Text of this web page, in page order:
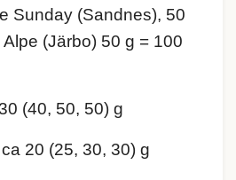
Sunday (Sandnes), 50
(Järbo) 50 g = 100
(40, 50, 50) g
20 (25, 30, 30) g